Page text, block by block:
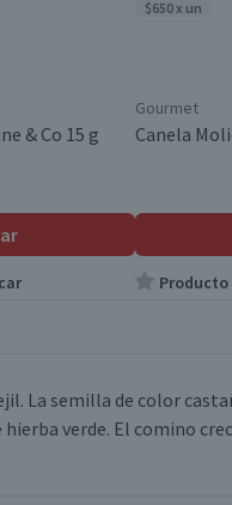
& Co 15 g
$650 x un
Gourmet
Canela
La semilla de color
verde. El comino